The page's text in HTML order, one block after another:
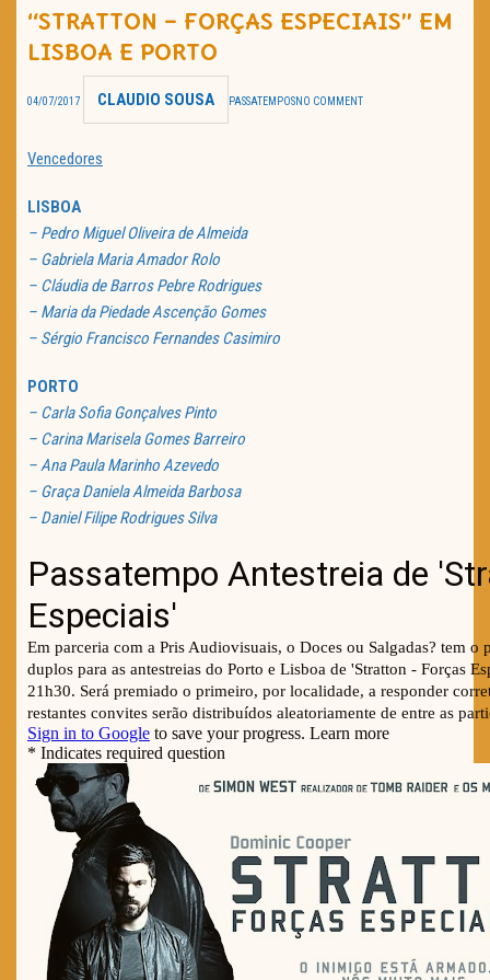
TRAILER DO DIA
Política de Privacidade
“STRATTON – FORÇAS ESPECIAIS” EM
LISBOA E PORTO
04/07/2017 CLAUDIO SOUSA PASSATEMPOSNO COMMENT
Vencedores
LISBOA
– Pedro Miguel Oliveira de Almeida
– Gabriela Maria Amador Rolo
– Cláudia de Barros Pebre Rodrigues
– Maria da Piedade Ascenção Gomes
– Sérgio Francisco Fernandes Casimiro
PORTO
– Carla Sofia Gonçalves Pinto
– Carina Marisela Gomes Barreiro
– Ana Paula Marinho Azevedo
– Graça Daniela Almeida Barbosa
– Daniel Filipe Rodrigues Silva